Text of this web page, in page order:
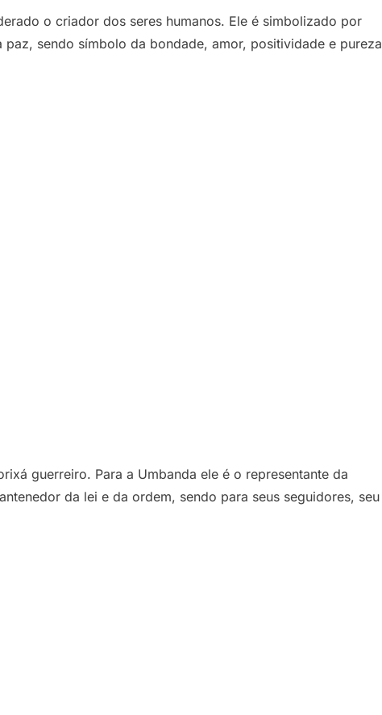
o criador dos seres humanos. Ele é simbolizado por
sendo símbolo da bondade, amor, positividade e pureza
guerreiro. Para a Umbanda ele é o representante da
da lei e da ordem, sendo para seus seguidores, seu